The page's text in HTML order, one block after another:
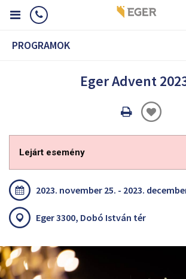
PROGRAMOK
Eger Advent
Oldal
Lejárt esemény
2023. november 25. - 2023.
Eger 3300, Dobó István tér